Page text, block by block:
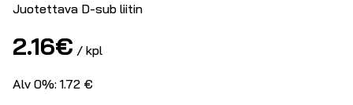
Juotettava D-sub liitin
2.16€ / kpl
Alv 0%: 1.72 €